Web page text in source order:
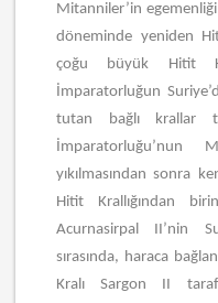
Mitanniler’in
döneminde yeniden
çoğu büyük Hitit
İmparatorluğun
tutan bağlı krallar
İmparatorluğu’nun
yıkılmasından sonra
Hitit Krallığından
Acurnasirpal II’nin
sırasında, haraca
Kralı Sargon II